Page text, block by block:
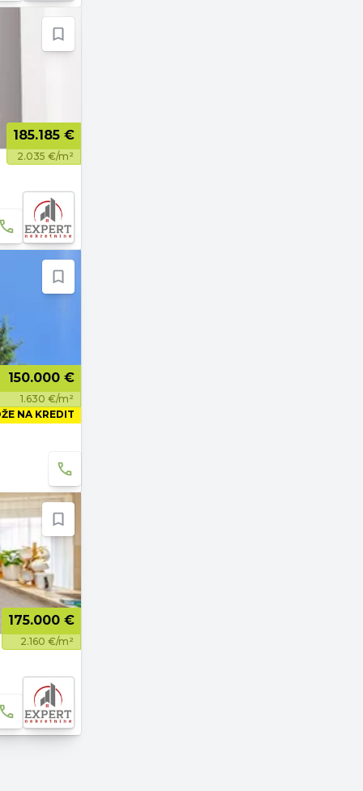
185.185 €
2.035 €/m²
150.000 €
1.630 €/m²
NA KREDIT
175.000 €
2.160 €/m²